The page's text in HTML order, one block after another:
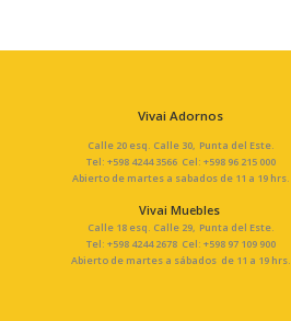
Vivai Adornos
Calle 20 esq. Calle 30, Punta del Este.
Tel: +598 4244 3566 Cel: +598 96 215 000
Abierto de martes a sabados de 11 a 19 hrs.
Vivai Muebles
Calle 18 esq. Calle 29, Punta del Este.
Tel: +598 4244 2678 Cel: +598 97 109 900
Abierto de martes a sábados de 11 a 19 hrs.